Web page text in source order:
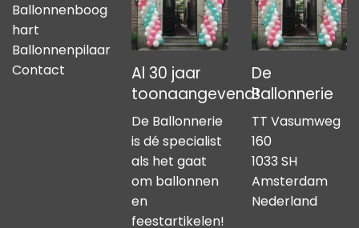
Ballonnenboog
hart
Ballonnenpilaar
Contact
Al 30 jaar
toonaangevend!
De Ballonnerie
is dé specialist
als het gaat
om ballonnen
en
feestartikelen!
De
Ballonnerie
TT Vasumweg
160
1033 SH
Amsterdam
Nederland